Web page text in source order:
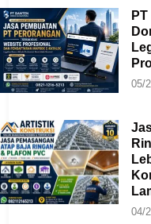
05/
04/